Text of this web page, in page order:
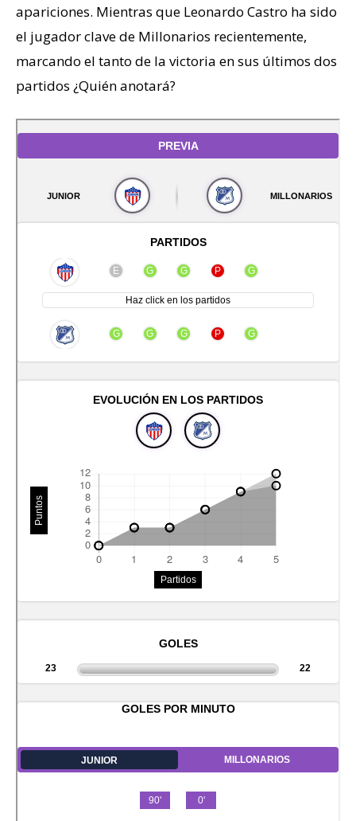
apariciones. Mientras que Leonardo Castro ha sido
el jugador clave de Millonarios recientemente,
marcando el tanto de la victoria en sus últimos dos
partidos ¿Quién anotará?